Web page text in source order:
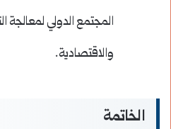
المجتمع الدولي لمعالجة
والاقتصادية.
الخاتمة